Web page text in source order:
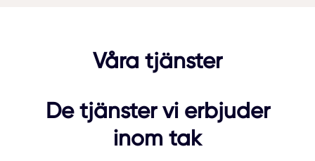
Våra tjänster
De tjänster vi erbjuder
inom tak